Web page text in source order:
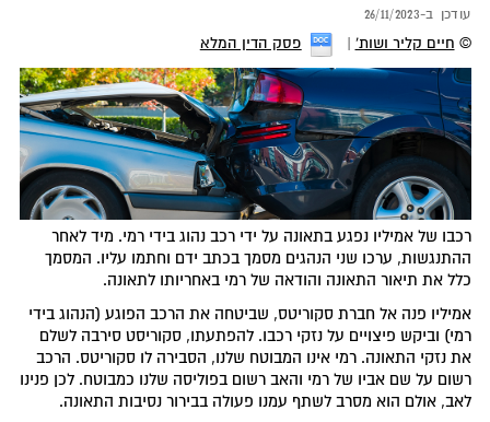
עודכן ב-26/11/2023
© חיים קליר ושות' פסק הדין המלא
רכבו של אמיליו נפגע בתאונה על ידי רכב נהוג בידי רמי. מיד לאחר
ההתנגשות, ערכו שני הנהגים מסמך בכתב ידם וחתמו עליו. המסמך
כלל את תיאור התאונה והודאה של רמי באחריותו לתאונה.
אמיליו פנה אל חברת סקוריטס, שביטחה את הרכב הפוגע (הנהוג בידי
רמי) וביקש פיצויים על נזקי רכבו. להפתעתו, סקוריסט סירבה לשלם
את נזקי התאונה. רמי אינו המבוטח שלנו, הסבירה לו סקוריטס. הרכב
רשום על שם אביו של רמי והאב רשום בפוליסה שלנו כמבוטח. לכן פנינו
לאב, אולם הוא מסרב לשתף עמנו פעולה בבירור נסיבות התאונה.